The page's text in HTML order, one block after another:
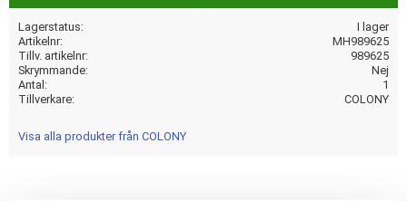
Lagerstatus
I lager
Artikelnr
MH989625
Tillv. artikelnr
989625
Skrymmande
Nej
Antal
1
Tillverkare
COLONY
Visa alla produkter från COLONY